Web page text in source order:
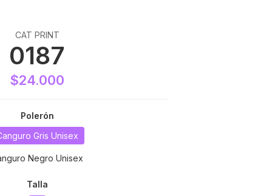
CAT PRINT
0187
$24.000
Polerón
Gris Unisex
Negro Unisex
Talla